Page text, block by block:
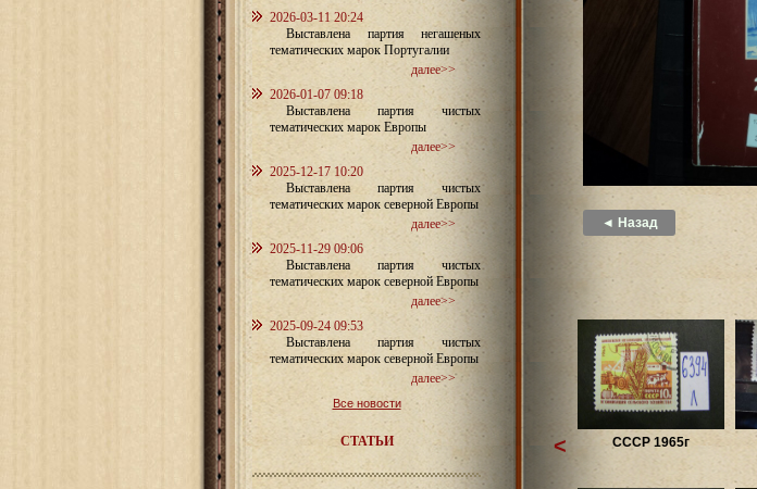
2026-03-11 20:24
Выставлена партия негашеных
тематических марок Португалии
далее>>
2026-01-07 09:18
Выставлена партия чистых
тематических марок Европы
далее>>
2025-12-17 10:20
Выставлена партия чистых
тематических марок северной Европы
далее>>
2025-11-29 09:06
Выставлена партия чистых
тематических марок северной Европы
далее>>
2025-09-24 09:53
Выставлена партия чистых
тематических марок северной Европы
далее>>
Все новости
СТАТЬИ
◄ Назад
СССР 1965г
<